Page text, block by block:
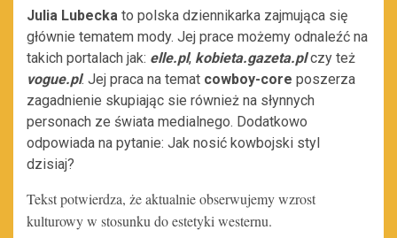
Julia Lubecka to polska dziennikarka zajmująca się
głównie tematem mody. Jej prace możemy odnaleźć na
takich portalach jak: elle.pl, kobieta.gazeta.plczy też
vogue.pl. Jej praca na temat cowboy-core poszerza
zagadnienie skupiając sie również na słynnych
personach ze świata medialnego. Dodatkowo
odpowiada na pytanie: Jak nosić kowbojski styl
dzisiaj?
Tekst potwierdza, że aktualnie obserwujemy wzrost
kulturowy w stosunku do estetyki westernu.